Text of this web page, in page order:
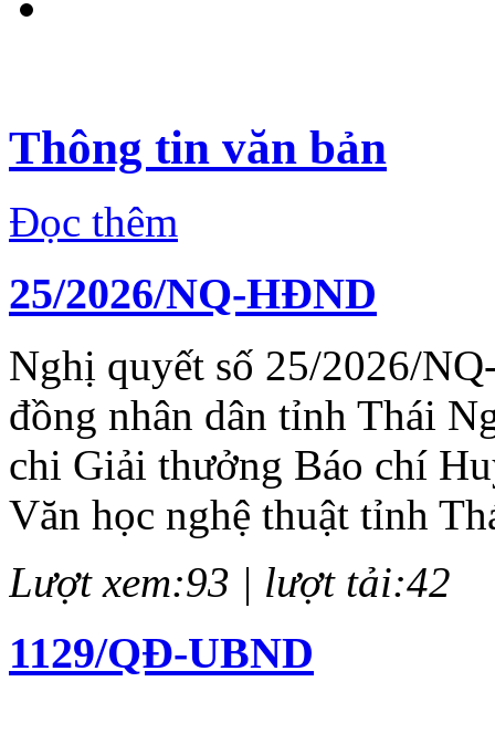
Thông tin văn bản
Đọc thêm
25/2026/NQ-HĐND
Nghị quyết số 25/2026/
đồng nhân dân tỉnh Thái
chi Giải thưởng Báo chí
Văn học nghệ thuật tỉnh
Lượt xem:93 | lượt tải:42
1129/QĐ-UBND